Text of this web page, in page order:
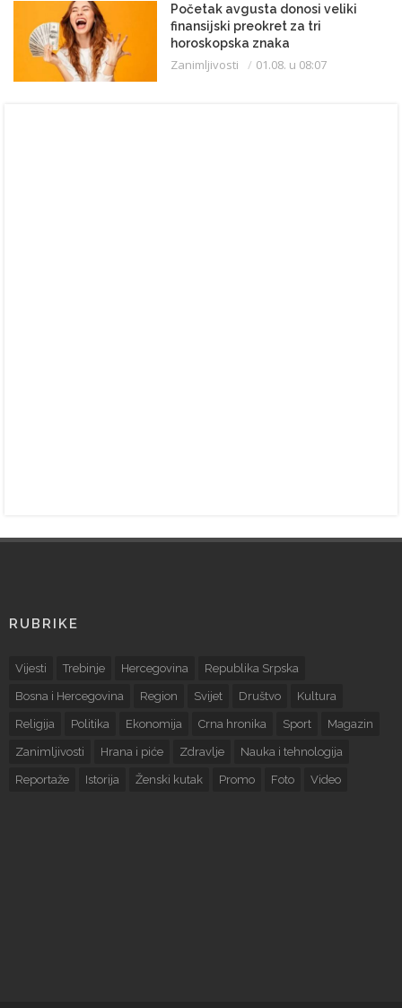
Početak avgusta donosi veliki
finansijski preokret za tri
horoskopska znaka
Zanimljivosti 01.08. u 08:07
RUBRIKE
Vijesti Trebinje Hercegovina Republika Srpska
Bosna i Hercegovina Region Svijet Društvo Kultura
Religija Politika Ekonomija Crna hronika Sport Magazin
Zanimljivosti Hrana i piće Zdravlje Nauka i tehnologija
Reportaže Istorija Ženski kutak Promo Foto Video